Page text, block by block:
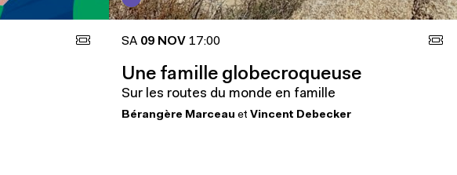
SA 09 NOV 17:00
Une famille globecroqueuse
Sur les routes du monde en famille
Bérangère Marceau et Vincent Debecker